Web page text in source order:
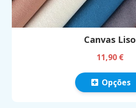
Canvas Liso
11,90 €
Opções